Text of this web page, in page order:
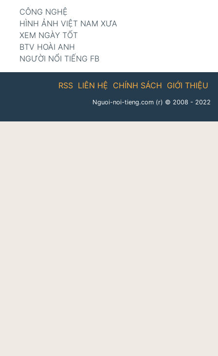
CÔNG NGHỆ
HÌNH ẢNH VIỆT NAM XƯA
XEM NGÀY TỐT
BTV HOÀI ANH
NGƯỜI NỔI TIẾNG FB
GIỚI THIỆU
CHÍNH SÁCH
LIÊN HỆ
RSS
Nguoi-noi-tieng.com (r) © 2008 - 2022